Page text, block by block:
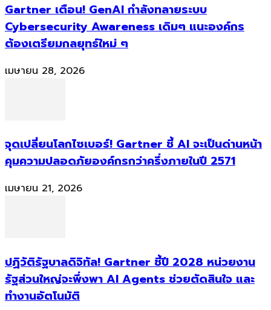
Gartner เตือน! GenAI กำลังทลายระบบ
Cybersecurity Awareness เดิมๆ แนะองค์กร
ต้องเตรียมกลยุทธ์ใหม่ ๆ
เมษายน 28, 2026
จุดเปลี่ยนโลกไซเบอร์! Gartner ชี้ AI จะเป็นด่านหน้า
คุมความปลอดภัยองค์กรกว่าครึ่งภายในปี 2571
เมษายน 21, 2026
ปฏิวัติรัฐบาลดิจิทัล! Gartner ชี้ปี 2028 หน่วยงาน
รัฐส่วนใหญ่จะพึ่งพา AI Agents ช่วยตัดสินใจ และ
ทำงานอัตโนมัติ